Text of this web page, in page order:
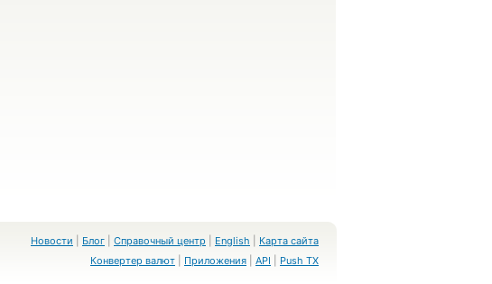
Новости Блог Справочный центр English
Карта сайта
Конвертер валют
Приложения API Push TX